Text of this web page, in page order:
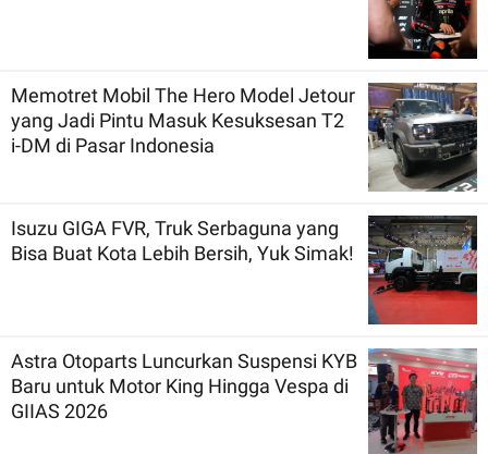
Memotret Mobil The Hero Model Jetour
yang Jadi Pintu Masuk Kesuksesan T2
i-DM di Pasar Indonesia
Isuzu GIGA FVR, Truk Serbaguna yang
Bisa Buat Kota Lebih Bersih, Yuk Simak!
Astra Otoparts Luncurkan Suspensi KYB
Baru untuk Motor King Hingga Vespa di
GIIAS 2026